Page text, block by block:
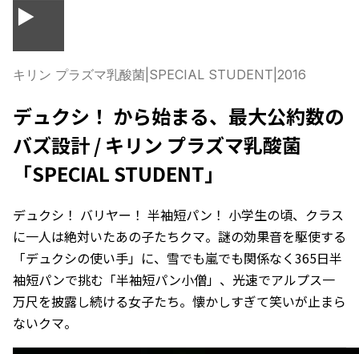
▶
キリン プラズマ乳酸菌 SPECIAL STUDENT 2016
デュクシ！ から始まる、最大公約数の
バズ設計 / キリン プラズマ乳酸菌
「SPECIAL STUDENT」
デュクシ！ バリヤー！ 半袖短パン！ 小学生の頃、クラス
に一人は絶対いたあの子たちクマ。謎の効果音を駆使する
「デュクシの使い手」に、雪でも嵐でも関係なく365日半
袖短パンで挑む「半袖短パン小僧」、光速でアルプス一
万尺を披露し続ける女子たち。懐かしすぎて笑いが止まら
ないクマ。